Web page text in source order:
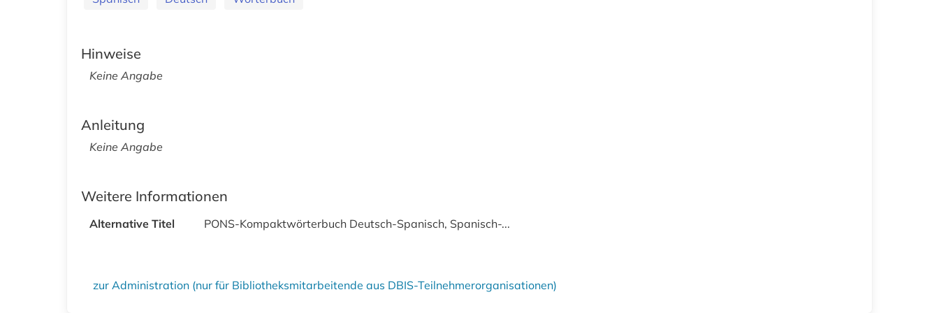
Hinweise
Keine Angabe
Anleitung
Keine Angabe
Weitere Informationen
Alternative Titel PONS-Kompaktwörterbuch Deutsch-Spanisch, Spanisch-...
zur Administration (nur für Bibliotheksmitarbeitende aus DBIS-Teilnehmerorganisationen)